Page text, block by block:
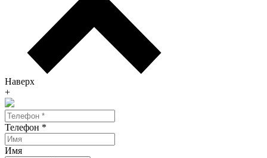
Наверх
+
Телефон *
Имя